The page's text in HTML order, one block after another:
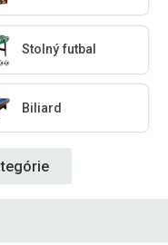
Stolný futbal
Biliard